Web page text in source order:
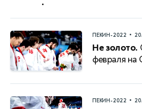
•
ПЕКИН-2022 •
Не золото.
февраля на
ПЕКИН-2022 •